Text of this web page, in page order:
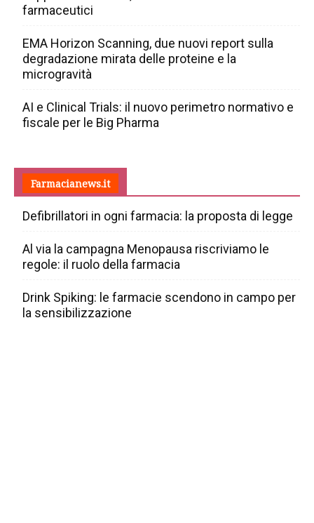
farmaceutici
EMA Horizon Scanning, due nuovi report sulla
degradazione mirata delle proteine e la
microgravità
AI e Clinical Trials: il nuovo perimetro normativo e
fiscale per le Big Pharma
Farmacianews.it
Defibrillatori in ogni farmacia: la proposta di legge
Al via la campagna Menopausa riscriviamo le
regole: il ruolo della farmacia
Drink Spiking: le farmacie scendono in campo per
la sensibilizzazione